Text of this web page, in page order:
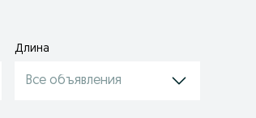
Длина
Все объявления